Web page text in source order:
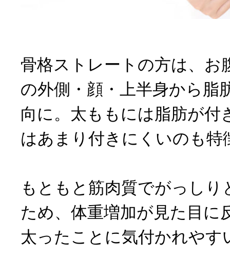
骨格ストレートの方は、お
の外側・顔・上半身から脂
向に。太ももには脂肪が付
はあまり付きにくいのも特
もともと筋肉質でがっし
ため、体重増加が見た目に
太ったことに気付かれやす